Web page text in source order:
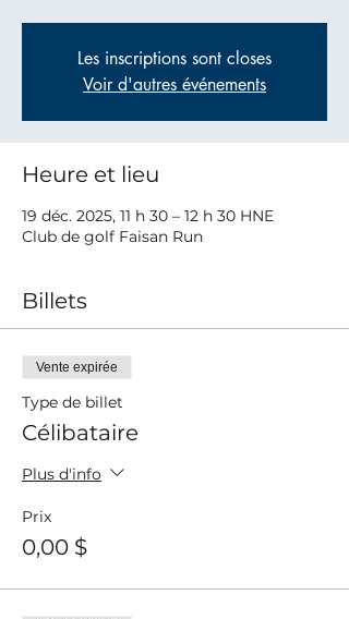
Les inscriptions sont closes
Voir d'autres événements
Heure et lieu
19 déc. 2025, 11 h 30 – 12 h 30 HNE
Club de golf Faisan Run
Billets
Vente expirée
Type de billet
Célibataire
Plus d'info
Prix
0,00 $